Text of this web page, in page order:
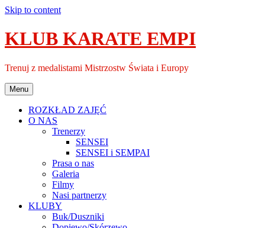
Skip to content
KLUB KARATE EMPI
Trenuj z medalistami Mistrzostw Świata i Europy
Menu
ROZKŁAD ZAJĘĆ
O NAS
Trenerzy
SENSEI
SENSEI i SEMPAI
Prasa o nas
Galeria
Filmy
Nasi partnerzy
KLUBY
Buk/Duszniki